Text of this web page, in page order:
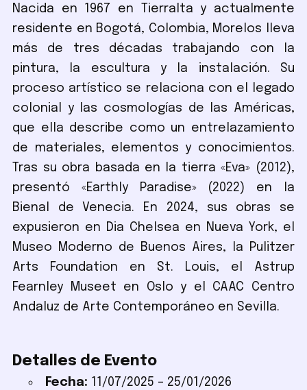
Nacida en 1967 en Tierralta y actualmente
residente en Bogotá, Colombia, Morelos lleva
más de tres décadas trabajando con la
pintura, la escultura y la instalación. Su
proceso artístico se relaciona con el legado
colonial y las cosmologías de las Américas,
que ella describe como un entrelazamiento
de materiales, elementos y conocimientos.
Tras su obra basada en la tierra «Eva» (2012),
presentó «Earthly Paradise» (2022) en la
Bienal de Venecia. En 2024, sus obras se
expusieron en Dia Chelsea en Nueva York, el
Museo Moderno de Buenos Aires, la Pulitzer
Arts Foundation en St. Louis, el Astrup
Fearnley Museet en Oslo y el CAAC Centro
Andaluz de Arte Contemporáneo en Sevilla.
Detalles de Evento
Fecha: 11/07/2025 – 25/01/2026